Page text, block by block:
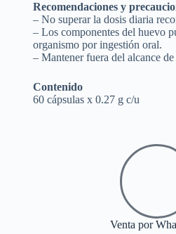
Recomendaciones y
– No superar la dosis diaria
– Los componentes del huevo
organismo por ingestión oral.
– Mantener fuera del alcance
Contenido
60 cápsulas x 0.27 g c/u
Venta por